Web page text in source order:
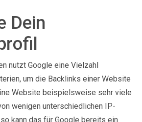
Dein
nutzt Google eine Vielzahl
um die Backlinks einer Website
Website beispielsweise sehr viele
wenigen unterschiedlichen IP-
kann das für Google bereits ein